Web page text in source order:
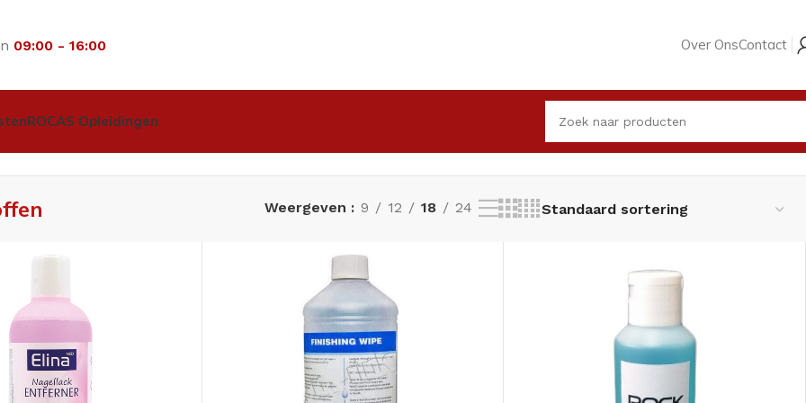
09:00 - 16:00 Over OnsContact
ROCAS Opleidingen
Toont alle 6 resultaten
Weergeven 9 12 18 24